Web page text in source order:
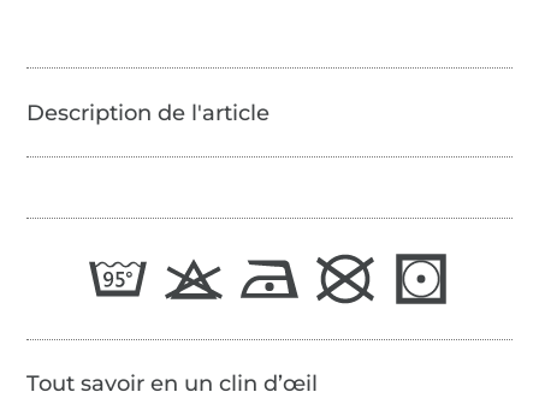
Tout savoir en un clin d’œil